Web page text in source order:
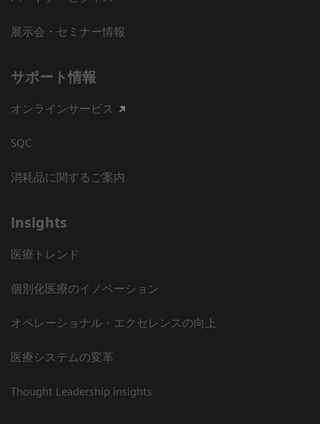
展示会・セミナー情報
サポート情報
オンラインサービス
SQC
消耗品に関するご案内
Insights
医療トレンド
個別化医療のイノベーション
オペレーショナル・エクセレンスの向上
医療システムの変革
Thought Leadership insights